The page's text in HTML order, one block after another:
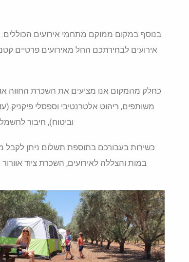
בנוסף במקום ממוקם מתחמי אירועים הכוללים:
כחלק מהמקום אנו מציעים את השכרת החווה
וביטוח), חיבור
כשירות בעבורכם בתוספת תשלום ניתן לקבל
במות והצללה לאירועים, השכרת ציוד